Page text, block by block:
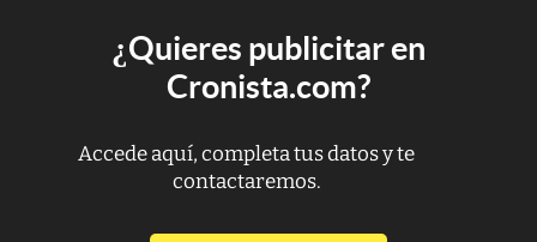
¿Quieres publicitar en
Cronista.com?
Accede aquí, completa tus datos y te
contactaremos.